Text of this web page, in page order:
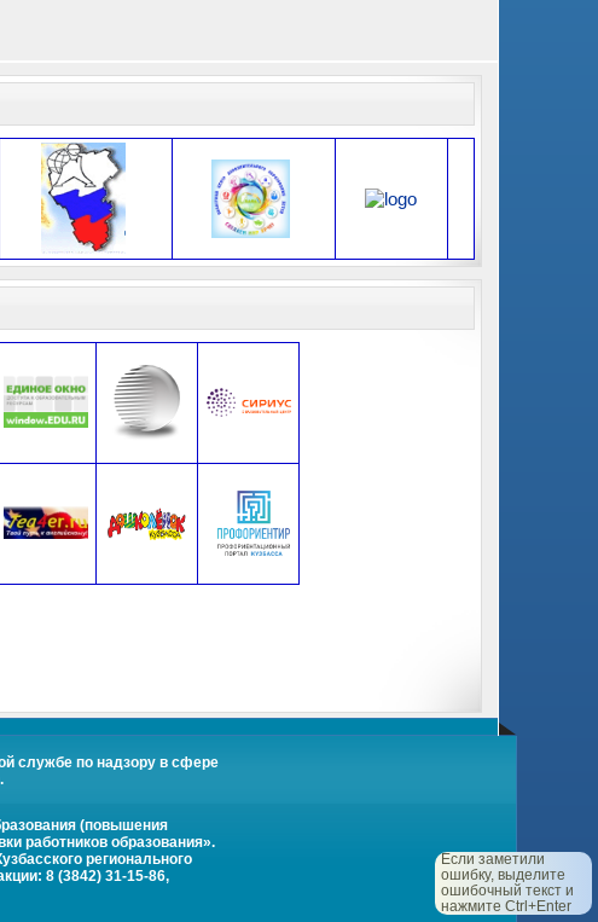
службе по надзору в сфере
(повышения
работников образования».
регионального
8 (3842) 31-15-86,
Если заметили
ошибку, выделите
ошибочный текст и
нажмите Ctrl+Enter